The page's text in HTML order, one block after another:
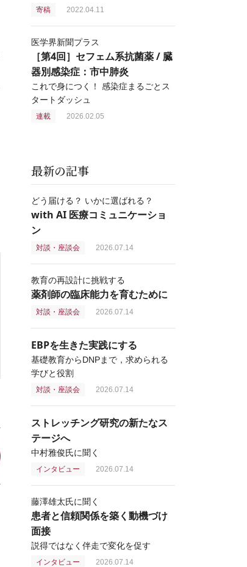
寄稿 2022.04.11
医学界新聞プラス
［第4回］セフェム系抗菌薬 / 臓
器別感染症：市中肺炎
これで身につく！ 感染症まるごとス
タートダッシュ
連載 2026.02.05
最新の記事
どう届ける？ いかに選ばれる？
with AI 医療コミュニケーショ
ン
対談・座談会 2026.07.14
教育の再設計に挑戦する
薬剤師の臨床能力を育むために
対談・座談会 2026.07.14
EBPを生きた実践にする
基礎教育からDNPまで，求められる
学びと役割
対談・座談会 2026.07.14
ストレッチング研究の新たなス
テージへ
中村雅俊氏に聞く
インタビュー 2026.07.14
藤澤雄太氏に聞く
患者と信頼関係を築く動機づけ
面接
説得ではなく伴走で変化を促す
インタビュー 2026.07.14